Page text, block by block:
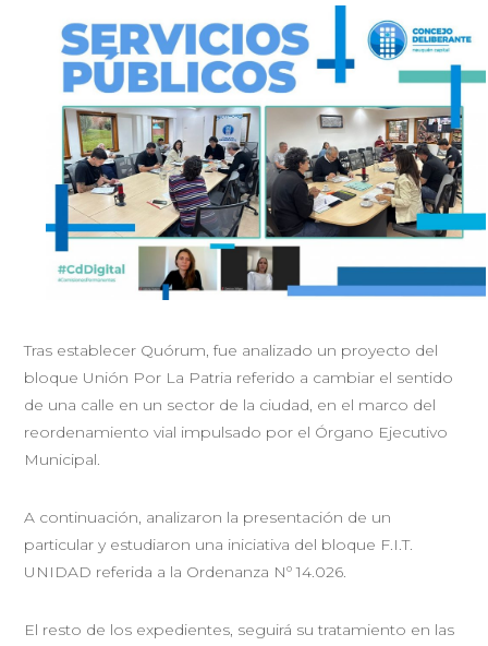
Tras establecer Quórum, fue analizado un proyecto del
bloque Unión Por La Patria referido a cambiar el sentido
de una calle en un sector de la ciudad, en el marco del
reordenamiento vial impulsado por el Órgano Ejecutivo
Municipal.
A continuación, analizaron la presentación de un
particular y estudiaron una iniciativa del bloque F.I.T.
UNIDAD referida a la Ordenanza Nº 14.026.
El resto de los expedientes, seguirá su tratamiento en las